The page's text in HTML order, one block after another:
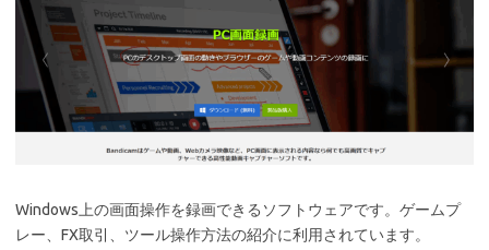
Windows上の画面操作を録画できるソフトウェアです。ゲームプ
レー、FX取引、ツール操作方法の紹介に利用されています。